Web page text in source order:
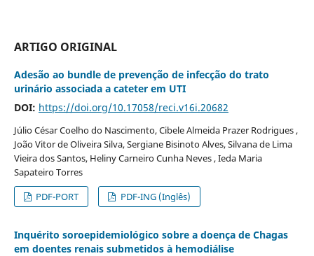
ARTIGO ORIGINAL
Adesão ao bundle de prevenção de infecção do trato
urinário associada a cateter em UTI
DOI: https://doi.org/10.17058/reci.v16i.20682
Júlio César Coelho do Nascimento, Cibele Almeida Prazer Rodrigues ,
João Vitor de Oliveira Silva, Sergiane Bisinoto Alves, Silvana de Lima
Vieira dos Santos, Heliny Carneiro Cunha Neves , Ieda Maria
Sapateiro Torres
PDF-PORT
PDF-ING (Inglês)
Inquérito soroepidemiológico sobre a doença de Chagas
em doentes renais submetidos à hemodiálise